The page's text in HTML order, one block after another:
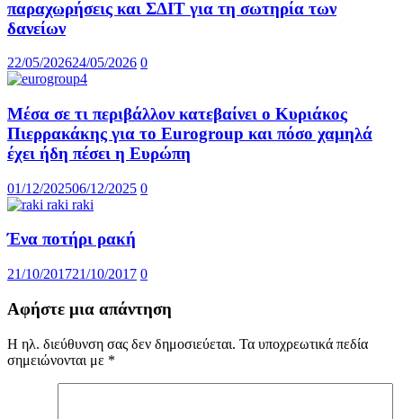
παραχωρήσεις και ΣΔΙΤ για τη σωτηρία των
δανείων
22/05/202624/05/2026 0
Μέσα σε τι περιβάλλον κατεβαίνει ο Κυριάκος
Πιερρακάκης για το Eurogroup και πόσο χαμηλά
έχει ήδη πέσει η Ευρώπη
01/12/202506/12/2025 0
Ένα ποτήρι ρακή
21/10/201721/10/2017 0
Αφήστε μια απάντηση
Η ηλ. διεύθυνση σας δεν δημοσιεύεται. Τα υποχρεωτικά πεδία
σημειώνονται με *